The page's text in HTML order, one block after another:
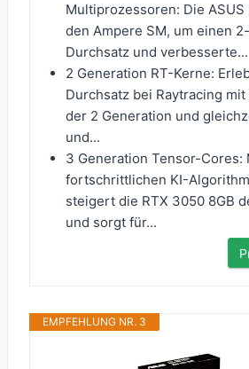
Multiprozessoren: Die
den Ampere SM, um einen
Durchsatz und verbesserte...
2 Generation RT-Kerne:
Durchsatz bei Raytracing
der 2 Generation und
und...
3 Generation Tensor-Cores:
fortschrittlichen KI-
steigert die RTX 3050 8GB
und sorgt für...
EMPFEHLUNG NR. 3